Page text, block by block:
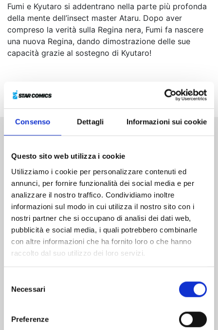
Consenso Dettagli Informazioni sui cookie
Questo sito web utilizza i cookie
Utilizziamo i cookie per personalizzare contenuti ed
annunci, per fornire funzionalità dei social media e per
analizzare il nostro traffico. Condividiamo inoltre
informazioni sul modo in cui utilizza il nostro sito con i
nostri partner che si occupano di analisi dei dati web,
pubblicità e social media, i quali potrebbero combinarle
con altre informazioni che ha fornito loro o che hanno
raccolto dal suo utilizzo dei loro servizi.
delNecessari
Preferenze
Fumi e Kyutaro si addentrano nella parte più profonda
della mente dell’insect master Ataru. Dopo aver
compreso la verità sulla Regina nera, Fumi fa nascere
una nuova Regina, dando dimostrazione delle sue
capacità grazie al sostegno di Kyutaro!
Altri volumi della serie